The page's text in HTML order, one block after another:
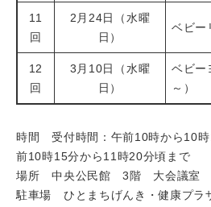
11
回
2月24日（水曜
日）
ベビー
12
回
3月10日（水曜
日）
ベビー
～）
時間 受付時間：午前10時から10
前10時15分から11時20分頃まで
場所 中央公民館 3階 大会議室
駐車場 ひとまちげんき・健康プラ